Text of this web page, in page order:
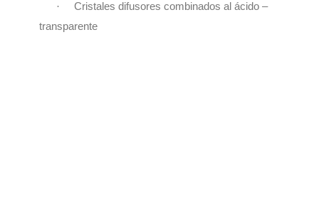
·
Cristales difusores combinados al ácido –
transparente